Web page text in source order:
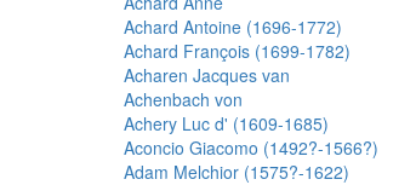
Achard Antoine (1696-1772)
Achard François (1699-1782)
Acharen Jacques van
Achenbach von
Achery Luc d' (1609-1685)
Aconcio Giacomo (1492?-1566?)
Adam Melchior (1575?-1622)